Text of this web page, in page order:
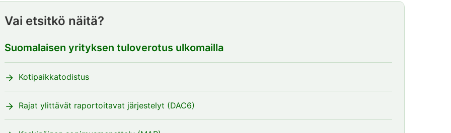
Vai etsitkö näitä?
Suomalaisen yrityksen tuloverotus ulkomailla
Kotipaikkatodistus
Rajat ylittävät raportoitavat järjestelyt (DAC6)